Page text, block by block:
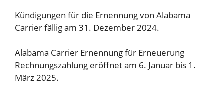
Kündigungen für die Ernennung von Alabama
Carrier fällig am 31. Dezember 2024.
Alabama Carrier Ernennung für Erneuerung
Rechnungszahlung eröffnet am 6. Januar bis 1.
März 2025.